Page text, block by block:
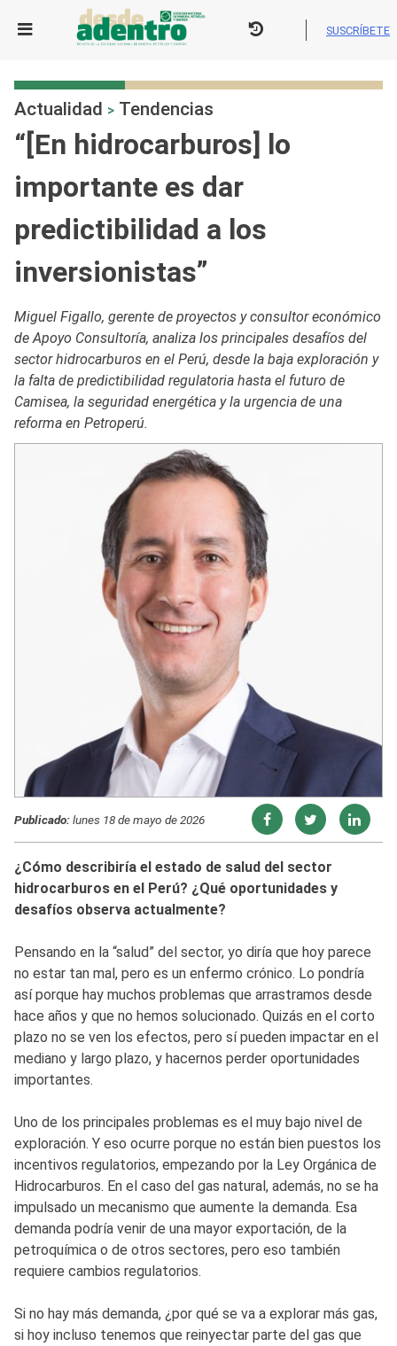
SUSCRÍBETE
Actualidad > Tendencias
“[En hidrocarburos] lo
importante es dar
predictibilidad a los
inversionistas”
Miguel Figallo, gerente de proyectos y consultor económico
de Apoyo Consultoría, analiza los principales desafíos del
sector hidrocarburos en el Perú, desde la baja exploración y
la falta de predictibilidad regulatoria hasta el futuro de
Camisea, la seguridad energética y la urgencia de una
reforma en Petroperú.
Publicado:lunes 18 de mayo de 2026
¿Cómo describiría el estado de salud del sector
hidrocarburos en el Perú? ¿Qué oportunidades y
desafíos observa actualmente?
Pensando en la “salud” del sector, yo diría que hoy parece
no estar tan mal, pero es un enfermo crónico. Lo pondría
así porque hay muchos problemas que arrastramos desde
hace años y que no hemos solucionado. Quizás en el corto
plazo no se ven los efectos, pero sí pueden impactar en el
mediano y largo plazo, y hacernos perder oportunidades
importantes.
Uno de los principales problemas es el muy bajo nivel de
exploración. Y eso ocurre porque no están bien puestos los
incentivos regulatorios, empezando por la Ley Orgánica de
Hidrocarburos. En el caso del gas natural, además, no se ha
impulsado un mecanismo que aumente la demanda. Esa
demanda podría venir de una mayor exportación, de la
petroquímica o de otros sectores, pero eso también
requiere cambios regulatorios.
Si no hay más demanda, ¿por qué se va a explorar más gas,
si hoy incluso tenemos que reinyectar parte del gas que